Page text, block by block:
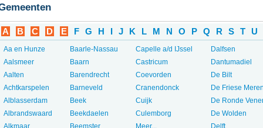
A B C D E F G H I J K L M N O P Q R S T U
Aa en Hunze
Aalsmeer
Aalten
Achtkarspelen
Alblasserdam
Albrandswaard
Alkmaar
Baarle-Nassau
Baarn
Barendrecht
Barneveld
Beek
Beekdaelen
Beemster
Capelle a/d IJssel
Castricum
Coevorden
Cranendonck
Cuijk
Culemborg
Meer...
Dalfsen
Dantumadiel
De Bilt
De Friese
De Ronde
De Wolden
Delft